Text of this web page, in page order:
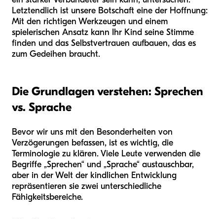
Letztendlich ist unsere Botschaft eine der Hoffnung:
Mit den richtigen Werkzeugen und einem
spielerischen Ansatz kann Ihr Kind seine Stimme
finden und das Selbstvertrauen aufbauen, das es
zum Gedeihen braucht.
Die Grundlagen verstehen: Sprechen
vs. Sprache
Bevor wir uns mit den Besonderheiten von
Verzögerungen befassen, ist es wichtig, die
Terminologie zu klären. Viele Leute verwenden die
Begriffe „Sprechen“ und „Sprache“ austauschbar,
aber in der Welt der kindlichen Entwicklung
repräsentieren sie zwei unterschiedliche
Fähigkeitsbereiche.